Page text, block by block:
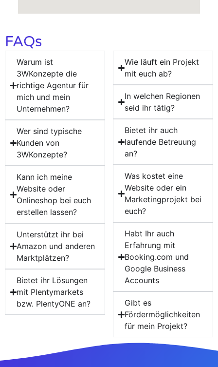
FAQs
Warum ist
3WKonzepte die
richtige Agentur für
mich und mein
Unternehmen?
Wer sind typische
Kunden von
3WKonzepte?
Kann ich meine
Website oder
Onlineshop bei euch
erstellen lassen?
Unterstützt ihr bei
Amazon und anderen
Marktplätzen?
Bietet ihr Lösungen
mit Plentymarkets
bzw. PlentyONE an?
Wie läuft ein Projekt
mit euch ab?
In welchen Regionen
seid ihr tätig?
Bietet ihr auch
laufende Betreuung
an?
Was kostet eine
Website oder ein
Marketingprojekt bei
euch?
Habt Ihr auch
Erfahrung mit
Booking.com und
Google Business
Accounts
Gibt es
Fördermöglichkeiten
für mein Projekt?